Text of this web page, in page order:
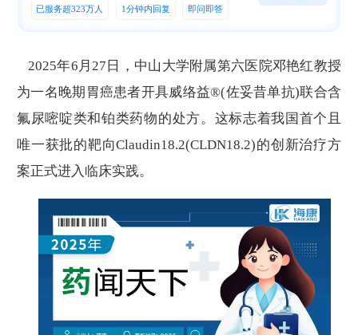
已服务超323万人 1分钟内回复 即问即答
2025年6月27日，中山大学附属第六医院邓艳红教授
为一名晚期胃癌患者开具威络益®(佐妥昔单抗)联合含
氟尿嘧啶类和铂类药物的处方。这标志着我国首个且
唯一获批的靶向Claudin18.2(CLDN18.2)的创新治疗方
案正式进入临床实践。